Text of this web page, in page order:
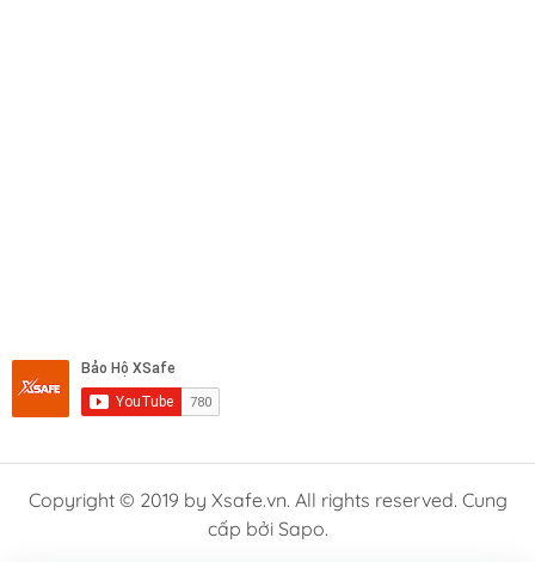
Copyright © 2019 by Xsafe.vn. All rights reserved. Cung
cấp bởi Sapo.